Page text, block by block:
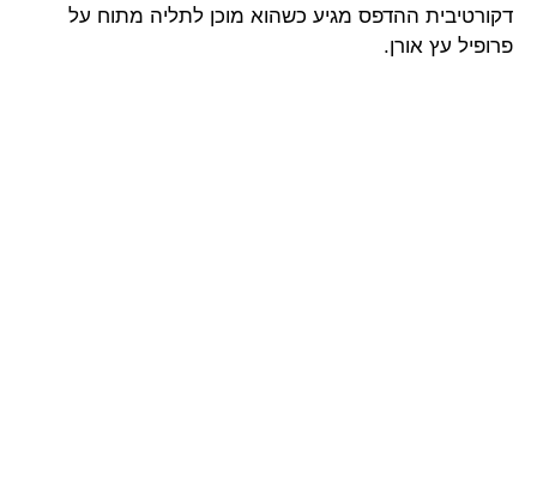
דקורטיבית ההדפס מגיע כשהוא מוכן לתליה מתוח על
פרופיל עץ אורן.